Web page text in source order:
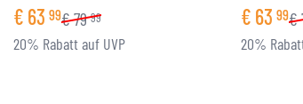
€ 63 99€79 99
20% Rabatt auf UVP
€ 63 99€
20%